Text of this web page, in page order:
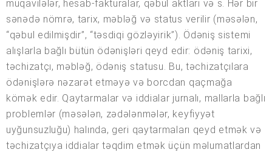
müqavilələr, hesab-fakturalar, qəbul aktları və s. Hər bir
sənədə nömrə, tarix, məbləğ və status verilir (məsələn,
“qəbul edilmişdir”, “təsdiqi gözləyirik”). Ödəniş sistemi
alışlarla bağlı bütün ödənişləri qeyd edir: ödəniş tarixi,
təchizatçı, məbləğ, ödəniş statusu. Bu, təchizatçılara
ödənişlərə nəzarət etməyə və borcdan qaçmağa
kömək edir. Qaytarmalar və iddialar jurnalı, mallarla bağlı
problemlər (məsələn, zədələnmələr, keyfiyyət
uyğunsuzluğu) halında, geri qaytarmaları qeyd etmək və
təchizatçıya iddialar təqdim etmək üçün məlumatlardan